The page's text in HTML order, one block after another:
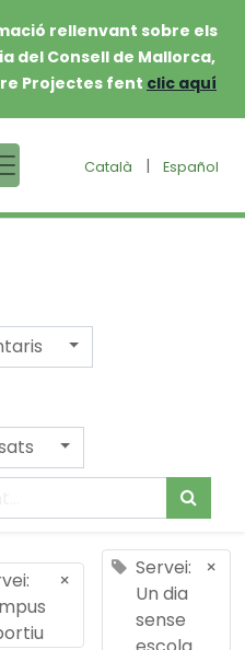
rellenvant sobre els
del Consell de Mallorca,
Projectes fent clic aquí
Català | Español
×
Servei:
Un dia
sense
×